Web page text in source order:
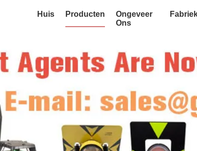
Huis Producten
Ongeveer
Ons